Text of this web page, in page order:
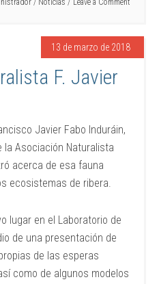
/ Noticias Leave a Comment
13 de marzo de 2018
F. Javier
Javier Fabo Induráin,
la Asociación Naturalista
acerca de esa fauna
ecosistemas de ribera.
lugar en el Laboratorio de
de una presentación de
de las esperas
como de algunos modelos